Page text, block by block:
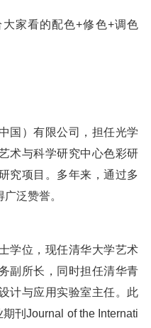
家看的配色+修色+调色
国）有限公司，担任光学
术与科学研究中心色彩研
究项目。多年来，通过多
泛赞誉。
学位，现任清华大学艺术
副所长，同时担任清华青
计与应用实验室主任。此
刊Journal of the Internati